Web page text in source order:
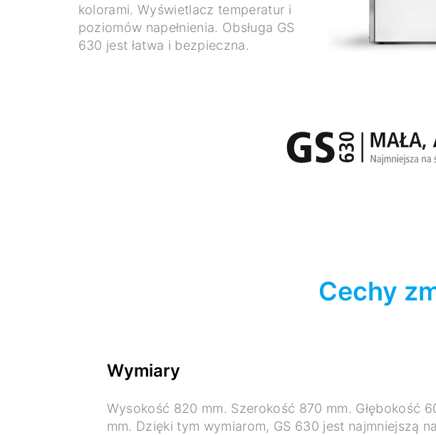
kolorami. Wyświetlacz temperatur i
poziomów napełnienia. Obsługa GS
630 jest łatwa i bezpieczna.
Cechy
Wymiary
Wysokość 820 mm. Szerokość 870 mm. Głębokość
mm. Dzięki tym wymiarom, GS 630 jest najmniejszą na